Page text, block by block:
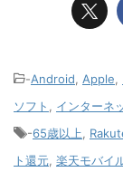
-Android Apple
ソフト
インターネ
-65歳以上
ト還元 楽天モバイ